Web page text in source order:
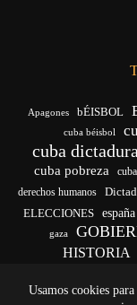
Usamos cookies
Apagones bÉISBOL
cuba béisbol
cuba dictadura
cuba pobreza
derechos humanos
ELECCIONES españa
gaza
HISTORIA
Rusia
régimen cubano